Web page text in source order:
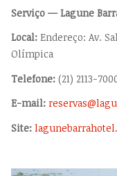
Serviço — Lagune
Local: Endereço: Av.
Olímpica
Telefone: (21) 2113-
E-mail:
Site: